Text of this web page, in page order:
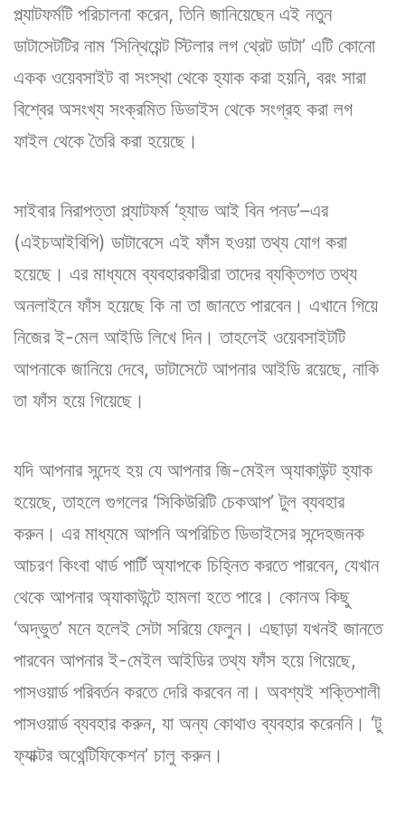
প্ল্যাটফর্মটি পরিচালনা করেন, তিনি জানিয়েছেন এই নতুন
ডাটাসেটটির নাম ‘সিন্থিয়েন্ট স্টিলার লগ থ্রেট ডাটা’ এটি কোনো
একক ওয়েবসাইট বা সংস্থা থেকে হ্যাক করা হয়নি, বরং সারা
বিশ্বের অসংখ্য সংক্রমিত ডিভাইস থেকে সংগ্রহ করা লগ
ফাইল থেকে তৈরি করা হয়েছে।
সাইবার নিরাপত্তা প্ল্যাটফর্ম ‘হ্যাভ আই বিন পনড’–এর
(এইচআইবিপি) ডাটাবেসে এই ফাঁস হওয়া তথ্য যোগ করা
হয়েছে। এর মাধ্যমে ব্যবহারকারীরা তাদের ব্যক্তিগত তথ্য
অনলাইনে ফাঁস হয়েছে কি না তা জানতে পারবেন। এখানে গিয়ে
নিজের ই-মেল আইডি লিখে দিন। তাহলেই ওয়েবসাইটটি
আপনাকে জানিয়ে দেবে, ডাটাসেটে আপনার আইডি রয়েছে, নাকি
তা ফাঁস হয়ে গিয়েছে।
যদি আপনার সন্দেহ হয় যে আপনার জি-মেইল অ্যাকাউন্ট হ্যাক
হয়েছে, তাহলে গুগলের ‘সিকিউরিটি চেকআপ’ টুল ব্যবহার
করুন। এর মাধ্যমে আপনি অপরিচিত ডিভাইসের সন্দেহজনক
আচরণ কিংবা থার্ড পার্টি অ্যাপকে চিহ্নিত করতে পারবেন, যেখান
থেকে আপনার অ্যাকাউন্টে হামলা হতে পারে। কোনঅ কিছু
‘অদ্ভুত’ মনে হলেই সেটা সরিয়ে ফেলুন। এছাড়া যখনই জানতে
পারবেন আপনার ই-মেইল আইডির তথ্য ফাঁস হয়ে গিয়েছে,
পাসওয়ার্ড পরিবর্তন করতে দেরি করবেন না। অবশ্যই শক্তিশালী
পাসওয়ার্ড ব্যবহার করুন, যা অন্য কোথাও ব্যবহার করেননি। ‘টু
ফ্যাক্টর অথেন্টিফিকেশন’ চালু করুন।